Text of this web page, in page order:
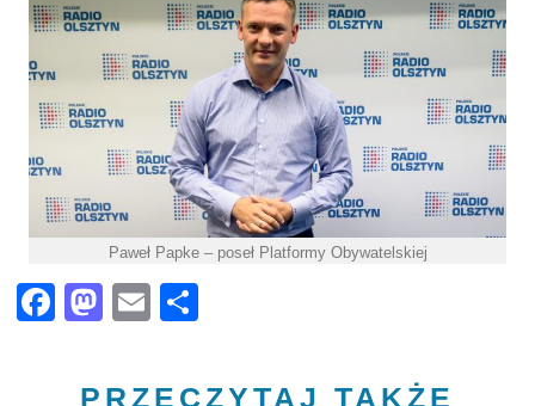
Paweł Papke – poseł Platformy Obywatelskiej
Facebook
Mastodon
Email
PRZECZYTAJ TAKŻE